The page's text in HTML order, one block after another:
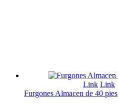
Link Link
Furgones Almacen de 40 pies